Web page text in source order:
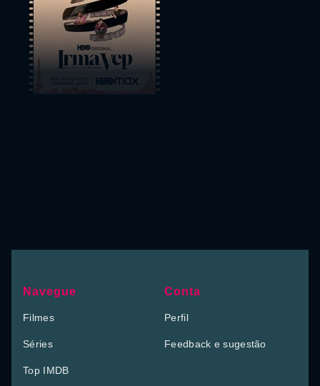
Navegue
Filmes
Séries
Top IMDB
Conta
Perfil
Feedback e sugestão